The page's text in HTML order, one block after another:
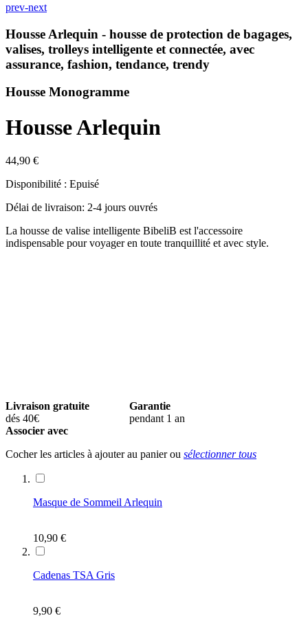
prev-next
Housse Arlequin - housse de protection de bagages,
valises, trolleys intelligente et connectée, avec
assurance, fashion, tendance, trendy
Housse Monogramme
Housse Arlequin
44,90 €
Disponibilité : Epuisé
Délai de livraison: 2-4 jours ouvrés
La housse de valise intelligente BibeliB est l'accessoire
indispensable pour voyager en toute tranquillité et avec style.
Livraison gratuite
dés 40€
Garantie
pendant 1 an
Associer avec
Cocher les articles à ajouter au panier ou sélectionner tous
Masque de Sommeil Arlequin
10,90 €
Cadenas TSA Gris
9,90 €